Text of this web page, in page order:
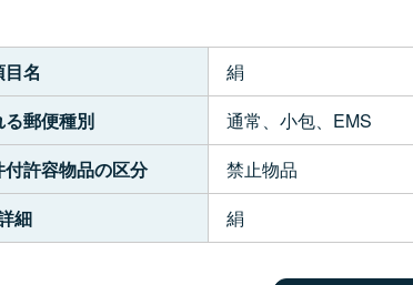
目名
絹
郵便種別
通常、小包、EMS
許容物品の区分
禁止物品
細
絹